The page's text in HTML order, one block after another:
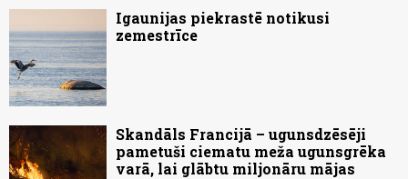
Igaunijas piekrastē notikusi
zemestrīce
Skandāls Francijā – ugunsdzēsēji
pametuši ciematu meža ugunsgrēka
varā, lai glābtu miljonāru mājas